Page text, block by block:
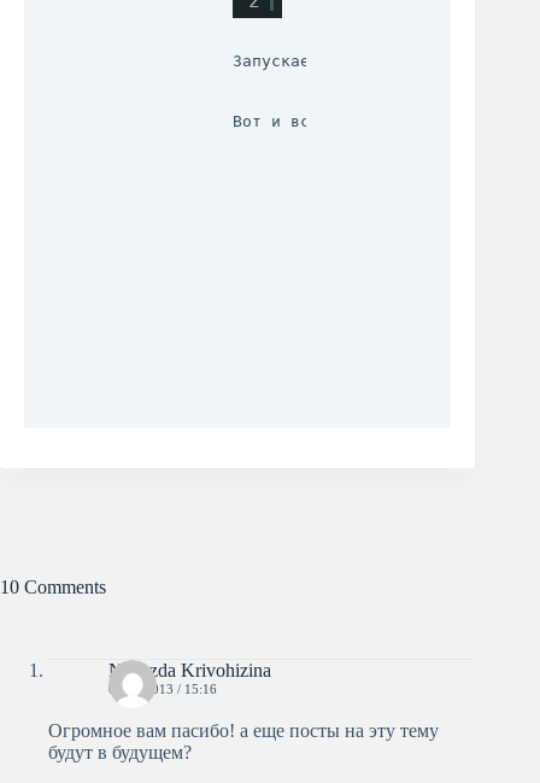
Запускаем приложение!
Вот и всё…
10 Comments
Nadezda Krivohizina
09.04.2013 / 15:16
Огромное вам пасибо! а еще посты на эту тему
будут в будущем?